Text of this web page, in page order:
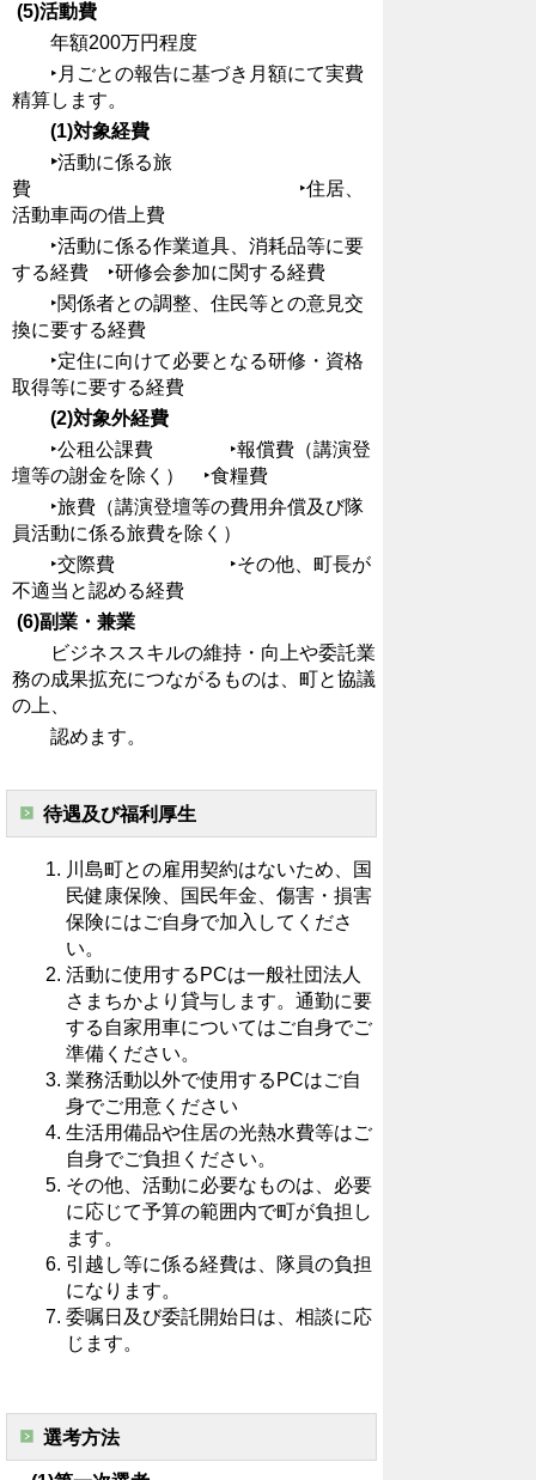
(5)活動費
年額200万円程度
‣月ごとの報告に基づき月額にて実費
精算します。
(1)対象経費
‣活動に係る旅
費 ‣住居、
活動車両の借上費
‣活動に係る作業道具、消耗品等に要
する経費 ‣研修会参加に関する経費
‣関係者との調整、住民等との意見交
換に要する経費
‣定住に向けて必要となる研修・資格
取得等に要する経費
(2)対象外経費
‣公租公課費 ‣報償費（講演登
壇等の謝金を除く） ‣食糧費
‣旅費（講演登壇等の費用弁償及び隊
員活動に係る旅費を除く）
‣交際費 ‣その他、町長が
不適当と認める経費
(6)副業・兼業
ビジネススキルの維持・向上や委託業
務の成果拡充につながるものは、町と協議
の上、
認めます。
待遇及び福利厚生
川島町との雇用契約はないため、国
民健康保険、国民年金、傷害・損害
保険にはご自身で加入してくださ
い。
活動に使用するPCは一般社団法人
さまちかより貸与します。通勤に要
する自家用車についてはご自身でご
準備ください。
業務活動以外で使用するPCはご自
身でご用意ください
生活用備品や住居の光熱水費等はご
自身でご負担ください。
その他、活動に必要なものは、必要
に応じて予算の範囲内で町が負担し
ます。
引越し等に係る経費は、隊員の負担
になります。
委嘱日及び委託開始日は、相談に応
じます。
選考方法